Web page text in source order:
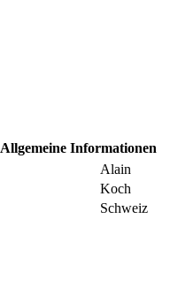
Allgemeine Informationen
Alain
Koch
Schweiz